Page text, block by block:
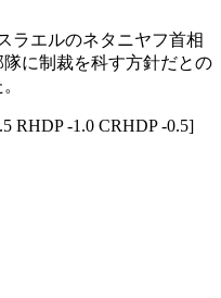
ラエルのネタニヤフ首相
に制裁を科す方針だとの
RHDP -1.0 CRHDP -0.5]